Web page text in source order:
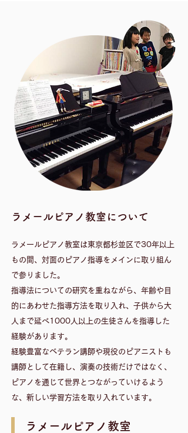
​ラメールピアノ教室について
ラメールピアノ教室は東京都杉並区で30年以上
もの間、対面のピアノ指導をメインに取り組ん
で参りました。
指導法についての研究を重ねながら、年齢や目
的にあわせた指導方法を取り入れ、子供から大
人まで延べ1000人以上の生徒さんを指導した
経験があります。
​経験豊富なベテラン講師や現役のピアニストも
講師として在籍し、演奏の技術だけではなく、
ピアノを通じて世界とつながっていけるよう
な、新しい学習方法を取り入れています。
​ラメールピアノ教室